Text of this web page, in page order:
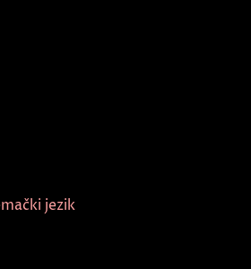
jezik